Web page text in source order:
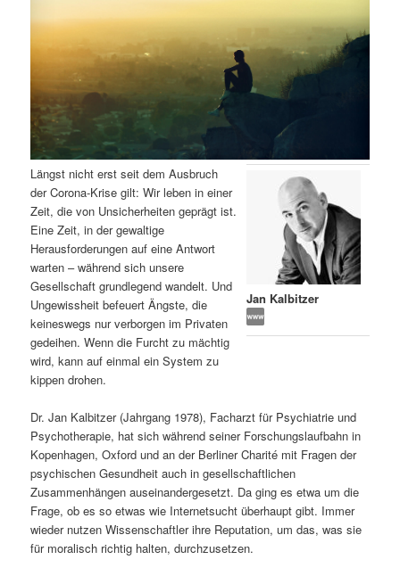
r
n
I
n
h
a
l
t
s
r
i
n
g
d
r
e
n
I
n
h
a
l
s
p
r
g
a
t
i
o
n
Jan Kalbitzer
Längst nicht erst seit dem Ausbruch
der Corona-Krise gilt: Wir leben in einer
Zeit, die von Unsicherheiten geprägt ist.
Eine Zeit, in der gewaltige
Herausforderungen auf eine Antwort
warten – während sich unsere
Gesellschaft grundlegend wandelt. Und
Ungewissheit befeuert Ängste, die
keineswegs nur verborgen im Privaten
gedeihen. Wenn die Furcht zu mächtig
wird, kann auf einmal ein System zu
kippen drohen.
Dr. Jan Kalbitzer (Jahrgang 1978), Facharzt für Psychiatrie und
Psychotherapie, hat sich während seiner Forschungslaufbahn in
Kopenhagen, Oxford und an der Berliner Charité mit Fragen der
psychischen Gesundheit auch in gesellschaftlichen
Zusammenhängen auseinandergesetzt. Da ging es etwa um die
Frage, ob es so etwas wie Internetsucht überhaupt gibt. Immer
wieder nutzen Wissenschaftler ihre Reputation, um das, was sie
für moralisch richtig halten, durchzusetzen.